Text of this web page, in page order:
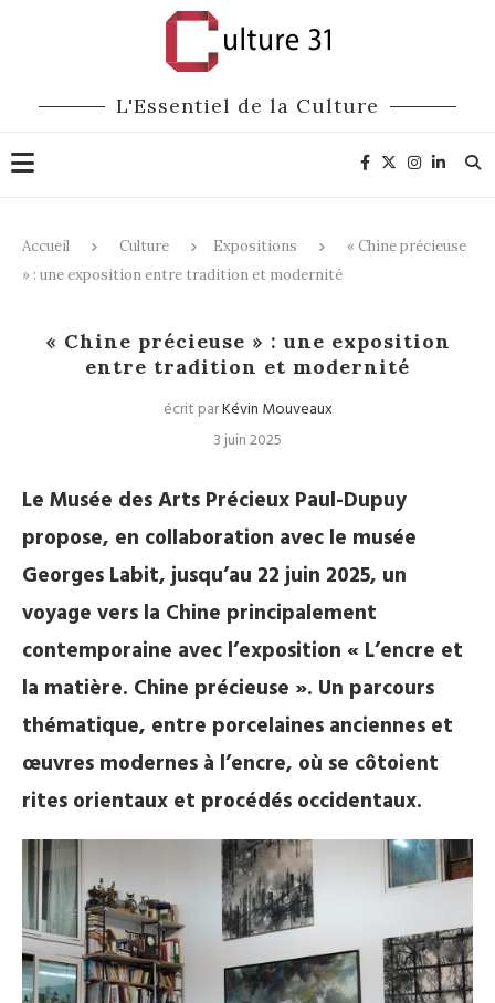
L'Essentiel de la Culture
Accueil Culture Expositions
« Chine précieuse
» : une exposition entre tradition et modernité
« Chine précieuse » : une exposition
entre tradition et modernité
écrit parKévin Mouveaux
3 juin 2025
Le Musée des Arts Précieux Paul-Dupuy
propose, en collaboration avec le musée
Georges Labit, jusqu’au 22 juin 2025, un
voyage vers la Chine principalement
contemporaine avec l’exposition « L’encre et
la matière. Chine précieuse ». Un parcours
thématique, entre porcelaines anciennes et
œuvres modernes à l’encre, où se côtoient
rites orientaux et procédés occidentaux.